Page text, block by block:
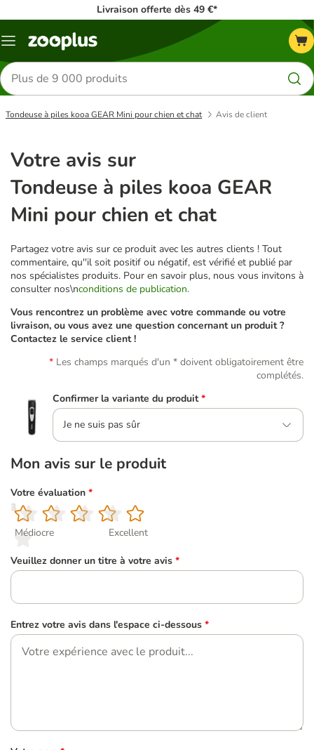
Livraison offerte dès 49 €*
Menu
Rechercher
des
produits
Tondeuse à piles kooa GEAR Mini pour chien et chat Avis de client
Votre avis sur
Tondeuse à piles kooa GEAR
Mini pour chien et chat
Partagez votre avis sur ce produit avec les autres clients ! Tout
commentaire, qu''il soit positif ou négatif, est vérifié et publié par
nos spécialistes produits. Pour en savoir plus, nous vous invitons à
consulter nos\nconditions de publication.
Vous rencontrez un problème avec votre commande ou votre
livraison, ou vous avez une question concernant un produit ?
Contactez le service client !
Les champs marqués d'un * doivent obligatoirement être
complétés.
Confirmer la variante du produit *
Je ne suis pas sûr
Mon avis sur le produit
Votre évaluation *
1
Médiocre
2
3
4
5
Excellent
Veuillez donner un titre à votre avis *
Entrez votre avis dans l'espace ci-dessous *